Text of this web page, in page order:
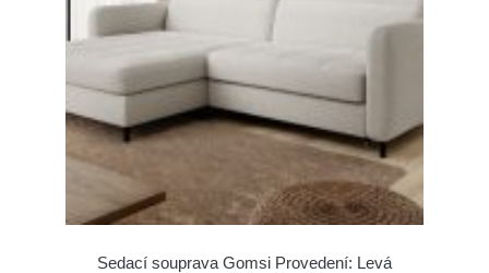
Sedací souprava Gomsi Provedení: Levá